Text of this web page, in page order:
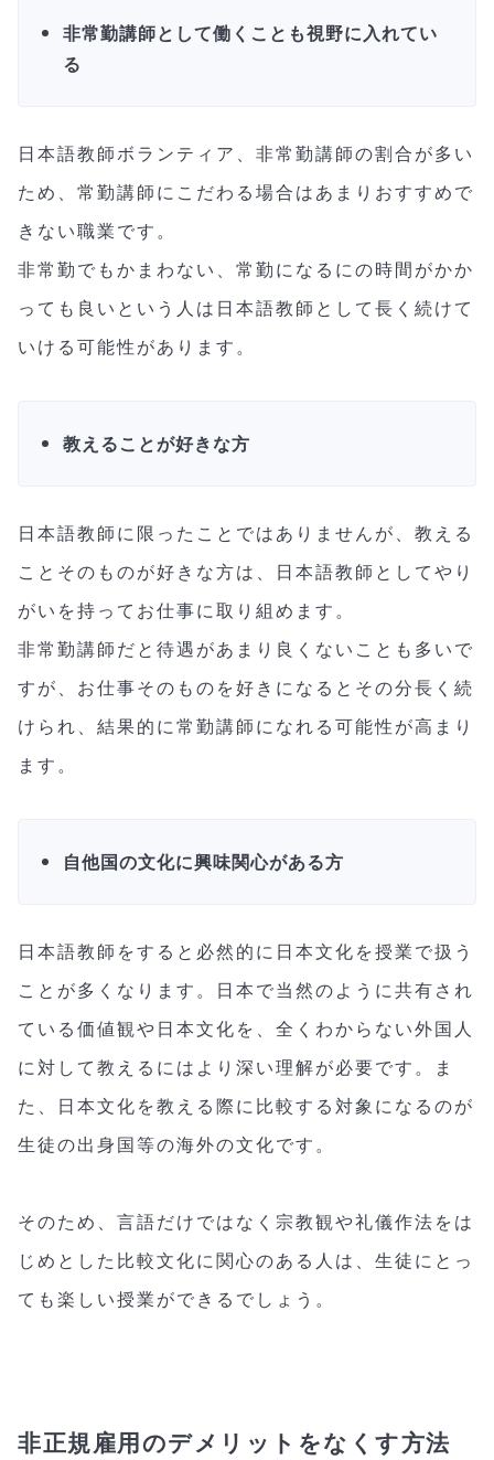
非常勤講師として働くことも視野に入れてい
る
日本語教師ボランティア、非常勤講師の割合が多い
ため、常勤講師にこだわる場合はあまりおすすめで
きない職業です。
非常勤でもかまわない、常勤になるにの時間がかか
っても良いという人は日本語教師として長く続けて
いける可能性があります。
教えることが好きな方
日本語教師に限ったことではありませんが、教える
ことそのものが好きな方は、日本語教師としてやり
がいを持ってお仕事に取り組めます。
非常勤講師だと待遇があまり良くないことも多いで
すが、お仕事そのものを好きになるとその分長く続
けられ、結果的に常勤講師になれる可能性が高まり
ます。
自他国の文化に興味関心がある方
日本語教師をすると必然的に日本文化を授業で扱う
ことが多くなります。日本で当然のように共有され
ている価値観や日本文化を、全くわからない外国人
に対して教えるにはより深い理解が必要です。ま
た、日本文化を教える際に比較する対象になるのが
生徒の出身国等の海外の文化です。
そのため、言語だけではなく宗教観や礼儀作法をは
じめとした比較文化に関心のある人は、生徒にとっ
ても楽しい授業ができるでしょう。
非正規雇用のデメリットをなくす方法